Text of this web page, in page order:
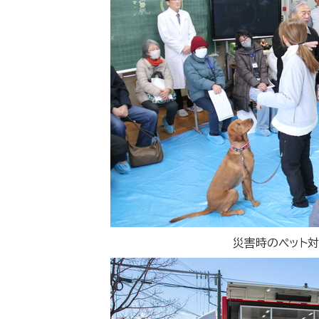
災害時のペット